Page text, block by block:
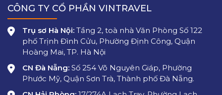
CÔNG TY CỔ PHẦN VINTRAVEL
Trụ sơ Hà Nội: Tầng 2, toà nhà Văn Phòng Số 122
phố Trịnh Đình Cửu, Phường Định Công, Quận
Hoàng Mai, TP. Hà Nội
CN Đà Nẵng: Số 254 Võ Nguyên Giáp, Phường
Phước Mỹ, Quận Sơn Trà, Thành phố Đà Nẵng.